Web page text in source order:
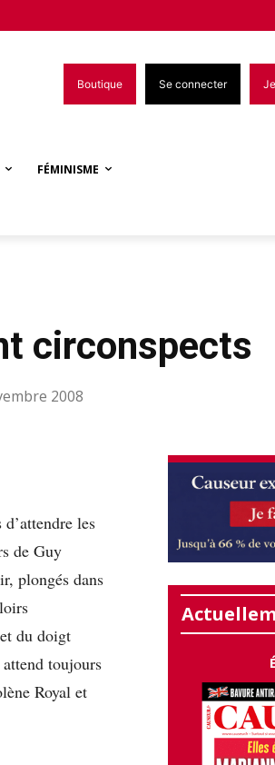
Boutique Se connecter
FÉMINISME
circonspects
2008
les
de Guy
plongés dans
du doigt
toujours
Royal et